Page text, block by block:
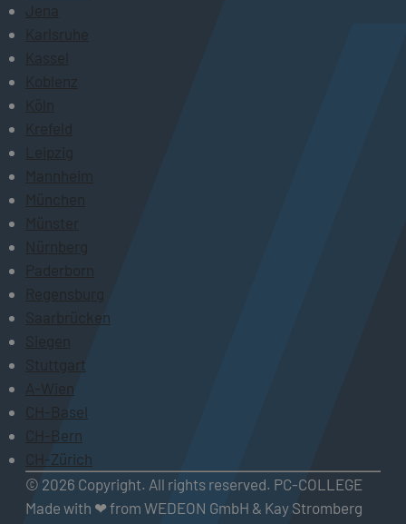
Jena
Karlsruhe
Kassel
Koblenz
Köln
Krefeld
Leipzig
Mannheim
München
Münster
Nürnberg
Paderborn
Regensburg
Saarbrücken
Siegen
Stuttgart
A-Wien
CH-Basel
CH-Bern
CH-Zürich
© 2026 Copyright. All rights reserved. PC-COLLEGE
Made with ❤ from WEDEON GmbH & Kay Stromberg